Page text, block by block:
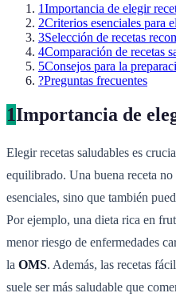
1Importancia de elegir
2Criterios esenciales para
3Selección de recetas
4Comparación de recetas
5Consejos para la
?Preguntas frecuentes
1Importancia de
Elegir recetas saludables es
equilibrado. Una buena receta
esenciales, sino que también
Por ejemplo, una dieta rica en
menor riesgo de enfermedades
la OMS. Además, las recetas
suele ser más saludable que